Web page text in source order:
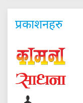
प्रकाशनहरु